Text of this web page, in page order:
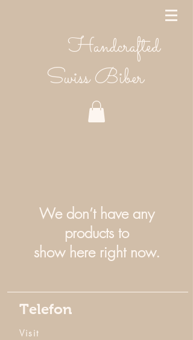
Handcrafted
Swiss Biber
We don’t have any
products to
show here right now.
Telefon
Visit